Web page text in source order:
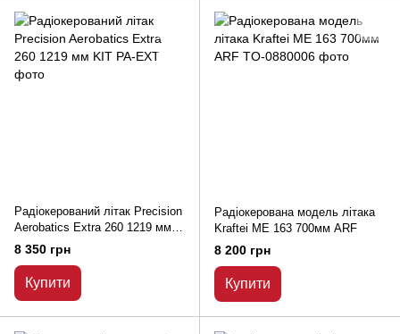
Радіокерований літак Precision
Aerobatics Extra 260 1219 мм
KIT
8 350 грн
Купити
Радіокерована модель літака
Kraftei ME 163 700мм ARF
8 200 грн
Купити